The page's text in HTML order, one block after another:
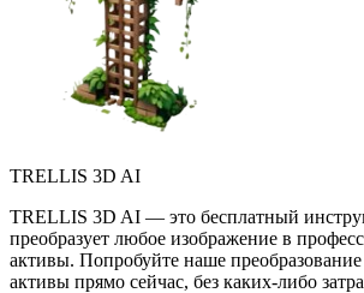
TRELLIS 3D AI
TRELLIS 3D AI — это бесплатный
преобразует любое изображение в
активы. Попробуйте наше
активы прямо сейчас, без каких-либо